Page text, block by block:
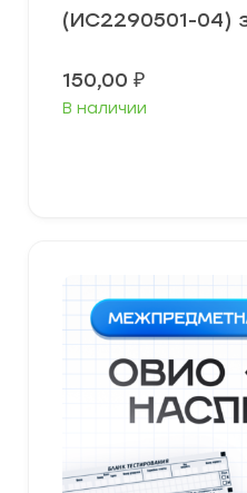
(ИС2290501-04)
150,00 ₽
В наличии